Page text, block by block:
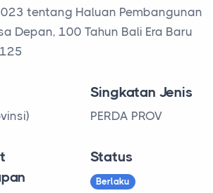
tentang Haluan Pembangunan
Depan, 100 Tahun Bali Era Baru
Singkatan Jenis
PERDA PROV
Status
Berlaku